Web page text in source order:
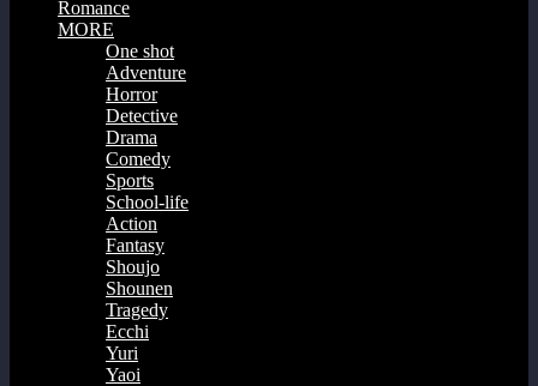
Romance
MORE
One shot
Adventure
Horror
Detective
Drama
Comedy
Sports
School-life
Action
Fantasy
Shoujo
Shounen
Tragedy
Ecchi
Yuri
Yaoi